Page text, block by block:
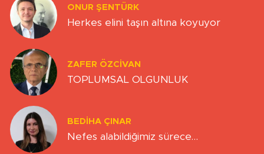
ONUR ŞENTÜRK
Herkes elini taşın altına koyuyor
ZAFER ÖZCIVAN
TOPLUMSAL OLGUNLUK
BEDIHA ÇINAR
Nefes alabildiğimiz sürece…